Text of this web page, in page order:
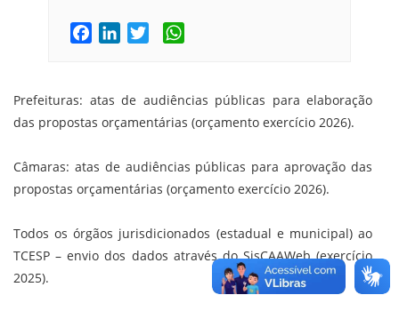
e
b
k
e
t
t
r
t
s
Prefeituras: atas de audiências públicas para elaboração
das propostas orçamentárias (orçamento exercício 2026).
Câmaras: atas de audiências públicas para aprovação das
propostas orçamentárias (orçamento exercício 2026).
Todos os órgãos jurisdicionados (estadual e municipal) ao
TCESP – envio dos dados através do SisCAAWeb (exercício
2025).